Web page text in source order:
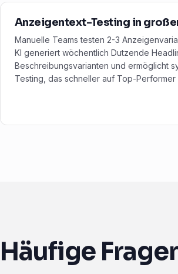
Anzeigentext-Testing in
Manuelle Teams testen 2-3
KI generiert wöchentlich Dutzende
Beschreibungsvarianten und ermöglicht
Testing, das schneller auf Top-
Häufige